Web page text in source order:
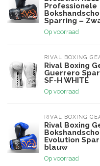
Professionele
Sparring –
Op voorraad
RIVAL BOXING
Rival Boxing
Guerrero
SF-H WHITE
Op voorraad
RIVAL BOXING
Rival Boxing
Evolution
blauw
Op voorraad